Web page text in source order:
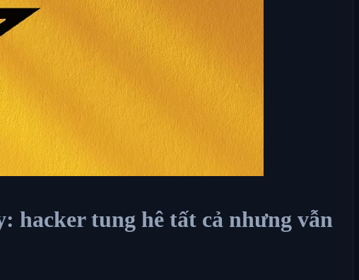
hacker tung hê tất cả nhưng vẫn